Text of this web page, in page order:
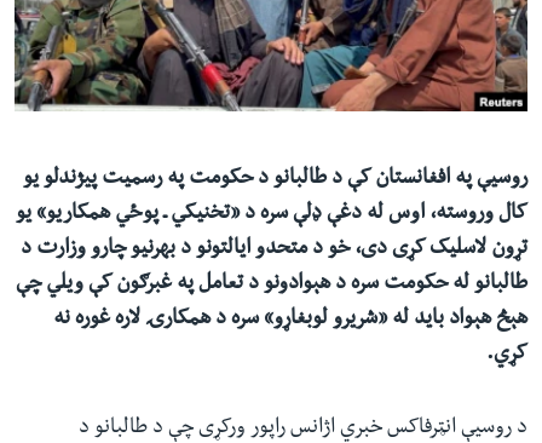
شئ
لټون
ځای
شئ
له مونږ سره په تماس کې پاتې شئ
روسیې په افغانستان کې د طالبانو د حکومت په رسمیت پيژندلو یو
کال وروسته، اوس له دغې ډلې سره د «تخنیکي ـ پوځي همکاریو» یو
تړون لاسلیک کړی دی، خو د متحدو ایالتونو د بهرنیو چارو وزارت د
طالبانو له حکومت سره د هېوادونو د تعامل په غبرګون کې ویلي چې
هېڅ هېواد باید له «شریرو لوبغاړو» سره د همکارۍ لاره غوره نه
کړي.
د روسیې انټرفاکس خبري اژانس راپور ورکړی چې د طالبانو د